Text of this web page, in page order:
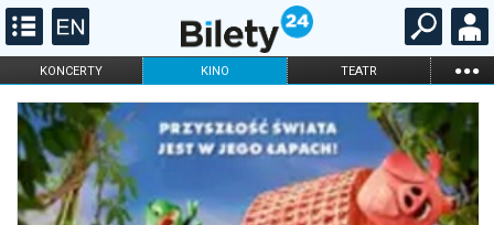
KONCERTY KINO TEATR ...
FILHARMONIA OPERA I BALET
STAND-UP
DLA DZIECI
ONLINE KARNETY